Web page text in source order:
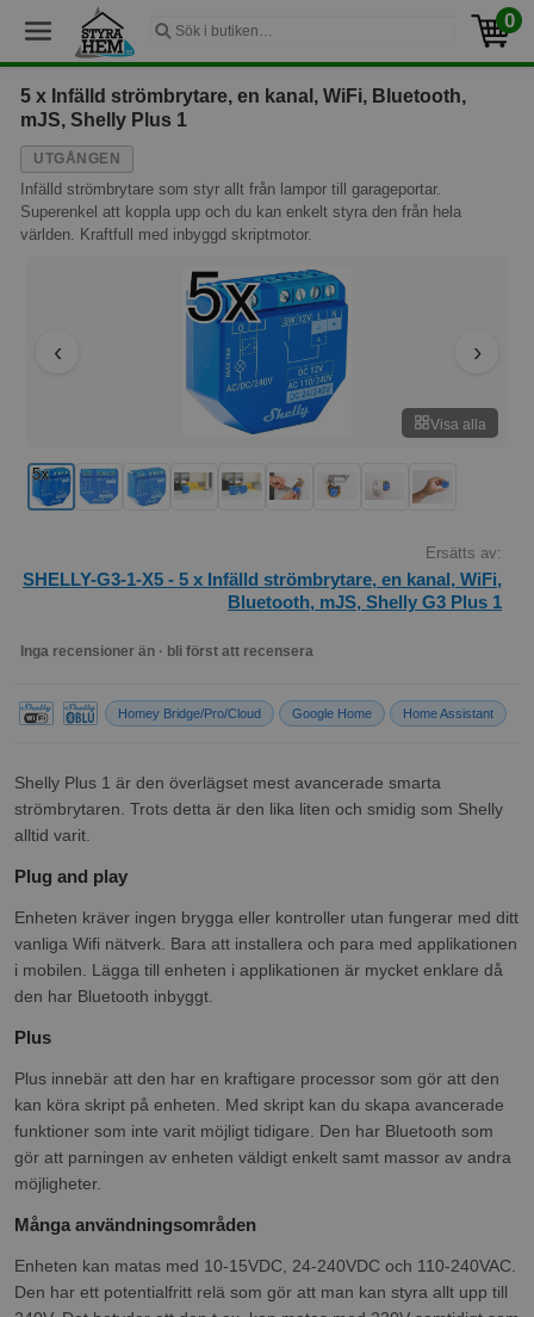
0
5 x Infälld strömbrytare, en kanal, WiFi, Bluetooth,
mJS, Shelly Plus 1
UTGÅNGEN
Infälld strömbrytare som styr allt från lampor till garageportar.
Superenkel att koppla upp och du kan enkelt styra den från hela
världen. Kraftfull med inbyggd skriptmotor.
Visa alla
Ersätts av:
SHELLY-G3-1-X5 - 5 x Infälld strömbrytare, en kanal, WiFi,
Bluetooth, mJS, Shelly G3 Plus 1
Inga recensioner än · bli först att recensera
Homey Bridge/Pro/Cloud Google Home Home Assistant
Shelly Plus 1 är den överlägset mest avancerade smarta
strömbrytaren. Trots detta är den lika liten och smidig som Shelly
alltid varit.
Plug and play
Enheten kräver ingen brygga eller kontroller utan fungerar med ditt
vanliga Wifi nätverk. Bara att installera och para med applikationen
i mobilen. Lägga till enheten i applikationen är mycket enklare då
den har Bluetooth inbyggt.
Plus
Plus innebär att den har en kraftigare processor som gör att den
kan köra skript på enheten. Med skript kan du skapa avancerade
funktioner som inte varit möjligt tidigare. Den har Bluetooth som
gör att parningen av enheten väldigt enkelt samt massor av andra
möjligheter.
Många användningsområden
Enheten kan matas med 10-15VDC, 24-240VDC och 110-240VAC.
Den har ett potentialfritt relä som gör att man kan styra allt upp till